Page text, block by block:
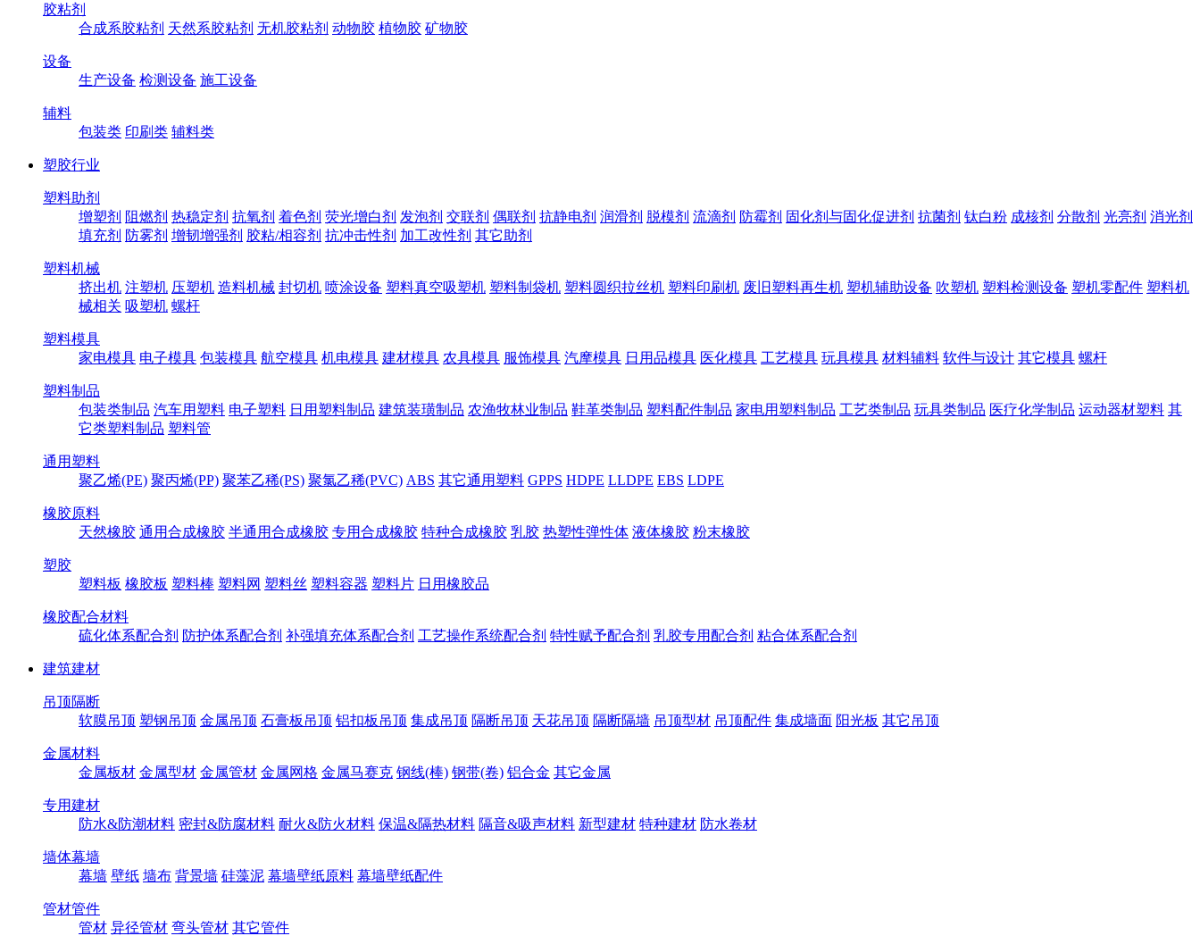
胶粘剂
合成系胶粘剂 天然系胶粘剂 无机胶粘剂 动物胶 植物胶 矿物胶
设备
生产设备 检测设备 施工设备
辅料
包装类 印刷类 辅料类
塑胶行业
塑料助剂
增塑剂 阻燃剂 热稳定剂 抗氧剂 着色剂 荧光增白剂 发泡剂 交联剂 偶联剂 抗静电剂 润滑剂 脱模剂 流滴剂 防霉剂 固化剂与固化促进剂 抗菌剂 钛白粉 成核剂 分散剂 光亮剂 消光剂
填充剂 防雾剂 增韧增强剂 胶粘/相容剂 抗冲击性剂 加工改性剂 其它助剂
塑料机械
挤出机 注塑机 压塑机 造料机械 封切机 喷涂设备 塑料真空吸塑机 塑料制袋机 塑料圆织拉丝机 塑料印刷机 废旧塑料再生机 塑机辅助设备 吹塑机 塑料检测设备 塑机零配件 塑料机
械相关 吸塑机 螺杆
塑料模具
家电模具 电子模具 包装模具 航空模具 机电模具 建材模具 农具模具 服饰模具 汽摩模具 日用品模具 医化模具 工艺模具 玩具模具 材料辅料 软件与设计 其它模具 螺杆
塑料制品
包装类制品 汽车用塑料 电子塑料 日用塑料制品 建筑装璜制品 农渔牧林业制品 鞋革类制品 塑料配件制品 家电用塑料制品 工艺类制品 玩具类制品 医疗化学制品 运动器材塑料 其
它类塑料制品 塑料管
通用塑料
聚乙烯(PE) 聚丙烯(PP) 聚苯乙稀(PS) 聚氯乙稀(PVC) ABS 其它通用塑料 GPPS HDPE LLDPE EBS LDPE
橡胶原料
天然橡胶 通用合成橡胶 半通用合成橡胶 专用合成橡胶 特种合成橡胶 乳胶 热塑性弹性体 液体橡胶 粉末橡胶
塑胶
塑料板 橡胶板 塑料棒 塑料网 塑料丝 塑料容器 塑料片 日用橡胶品
橡胶配合材料
硫化体系配合剂 防护体系配合剂 补强填充体系配合剂 工艺操作系统配合剂 特性赋予配合剂 乳胶专用配合剂 粘合体系配合剂
建筑建材
吊顶隔断
软膜吊顶 塑钢吊顶 金属吊顶 石膏板吊顶 铝扣板吊顶 集成吊顶 隔断吊顶 天花吊顶 隔断隔墙 吊顶型材 吊顶配件 集成墙面 阳光板 其它吊顶
金属材料
金属板材 金属型材 金属管材 金属网格 金属马赛克 钢线(棒) 钢带(卷) 铝合金 其它金属
专用建材
防水&防潮材料 密封&防腐材料 耐火&防火材料 保温&隔热材料 隔音&吸声材料 新型建材 特种建材 防水卷材
墙体幕墙
幕墙 壁纸 墙布 背景墙 硅藻泥 幕墙壁纸原料 幕墙壁纸配件
管材管件
管材 异径管材 弯头管材 其它管件